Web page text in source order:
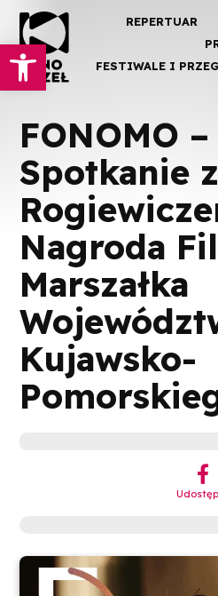
Otwórz pasek
REPERTUAR
FESTIWALE I
FONOMO –
Spotkanie
Nagroda
Marszałka
Kujawsko-
︁